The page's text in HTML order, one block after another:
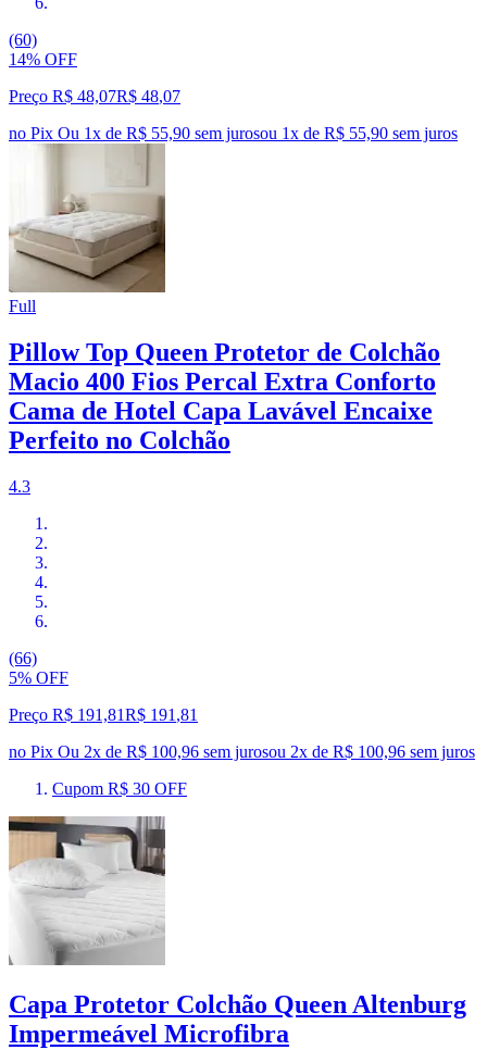
(60)
14% OFF
Preço R$ 48,07R$ 48,07
no Pix Ou 1x de R$ 55,90 sem jurosou 1x de R$ 55,90 sem juros
Full
Pillow Top Queen Protetor de Colchão
Macio 400 Fios Percal Extra Conforto
Cama de Hotel Capa Lavável Encaixe
Perfeito no Colchão
4.3
(66)
5% OFF
Preço R$ 191,81R$ 191 ,81
no Pix Ou 2x de R$ 100,96 sem jurosou 2x de R$ 100,96 sem juros
Cupom R$ 30 OFF
Capa Protetor Colchão Queen Altenburg
Impermeável Microfibra